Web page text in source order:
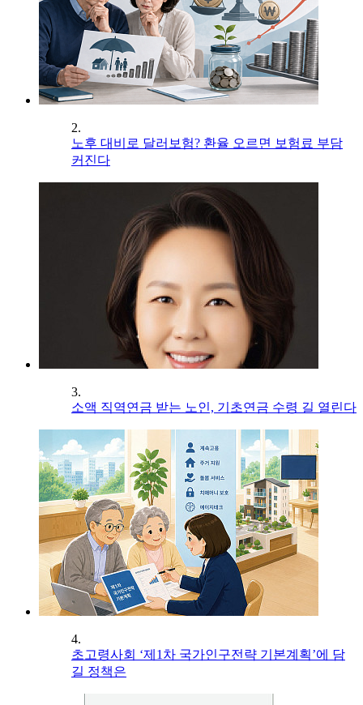
2.
노후 대비로 달러보험? 환율 오르면 보험료 부담
커진다
3.
소액 직역연금 받는 노인, 기초연금 수령 길 열린다
4.
초고령사회 ‘제1차 국가인구전략 기본계획’에 담
길 정책은